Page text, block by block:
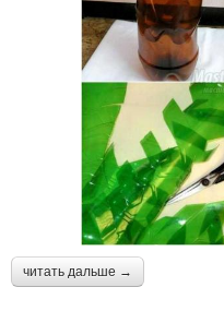
читать дальше →